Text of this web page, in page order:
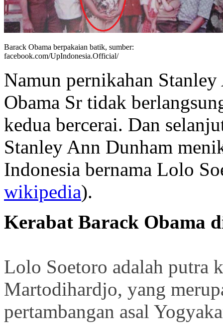
Barack Obama berpakaian batik, sumber:
facebook.com/UpIndonesia.Official/
Namun pernikahan
Obama Sr tidak
kedua bercerai. Dan
Stanley Ann Dunham
Indonesia bernama Lolo
wikipedia).
Kerabat Barack Obama
Lolo Soetoro adalah putra
Martodihardjo, yang
pertambangan asal